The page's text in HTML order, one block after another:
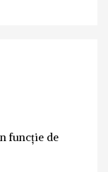
funcție de